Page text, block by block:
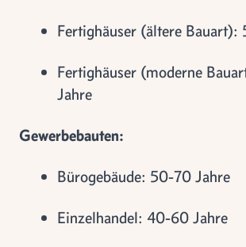
Fertighäuser (ältere Bauart):
Fertighäuser (moderne
Jahre
Gewerbebauten:
Bürogebäude: 50-70 Jahre
Einzelhandel: 40-60 Jahre